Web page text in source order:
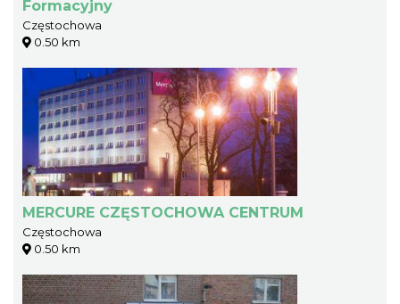
Formacyjny
Częstochowa
0.50 km
MERCURE CZĘSTOCHOWA CENTRUM
Częstochowa
0.50 km